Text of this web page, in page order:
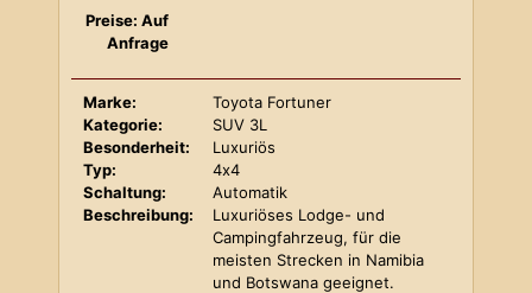
Preise: Auf
Anfrage
Marke:
Toyota Fortuner
Kategorie:
SUV 3L
Besonderheit:
Luxuriös
Typ:
4x4
Schaltung:
Automatik
Beschreibung:
Luxuriöses Lodge- und
Campingfahrzeug, für die
meisten Strecken in Namibia
und Botswana geeignet.